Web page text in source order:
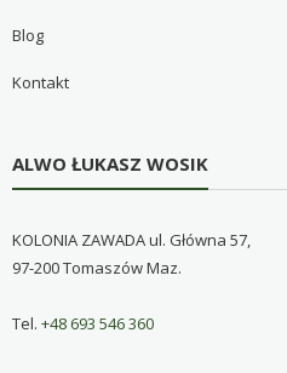
Blog
Kontakt
ALWO ŁUKASZ WOSIK
KOLONIA ZAWADA ul. Główna 57,
97-200 Tomaszów Maz.
Tel. +48 693 546 360